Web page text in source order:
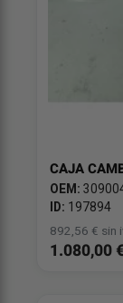
CAJA
OEM:
ID: 197894
892,56 € sin
1.080,00